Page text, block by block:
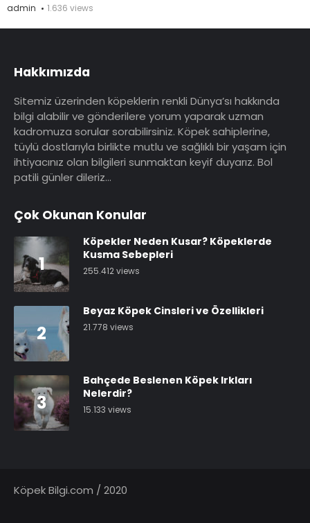
admin 1.636 views
Hakkımızda
Sitemiz üzerinden köpeklerin renkli Dünya’sı hakkında
bilgi alabilir ve gönderilere yorum yaparak uzman
kadromuza sorular sorabilirsiniz. Köpek sahiplerine,
tüylü dostlarıyla birlikte mutlu ve sağlıklı bir yaşam için
ihtiyacınız olan bilgileri sunmaktan keyif duyarız. Bol
patili günler dileriz…
Çok Okunan Konular
1
Köpekler Neden Kusar? Köpeklerde
Kusma Sebepleri
255.412 views
2
Beyaz Köpek Cinsleri ve Özellikleri
21.778 views
3
Bahçede Beslenen Köpek Irkları
Nelerdir?
15.133 views
Köpek Bilgi.com / 2020